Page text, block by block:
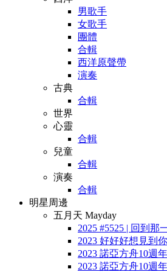
男歌手
女歌手
團體
合輯
西洋原聲帶
演奏
古典
合輯
世界
心靈
合輯
兒童
合輯
演奏
合輯
明星周邊
五月天 Mayday
2025 #5525 | 回到那
2023 好好好想見到
2023 諾亞方舟10週
2023 諾亞方舟10週